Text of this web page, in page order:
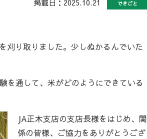
掲載日：2025.10.21 できごと
刈り取りました。少しぬかるんでいた
を通して、米がどのようにできている
JA正木支店の支店長様をはじめ、関
係の皆様、ご協力をありがとうござ